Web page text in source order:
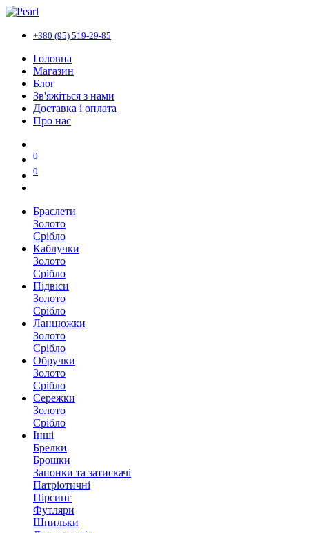
+380 (95) 519-29-85
Головна
Магазин
Блог
Зв'яжіться з нами
Доставка і оплата
Про нас
0
0
Браслети
Золото
Срібло
Каблучки
Золото
Срібло
Підвіси
Золото
Срібло
Ланцюжки
Золото
Срібло
Обручки
Золото
Срібло
Сережки
Золото
Срібло
Інші
Брелки
Брошки
Запонки та затискачі
Патріотичні
Пірсинг
Футляри
Шпильки